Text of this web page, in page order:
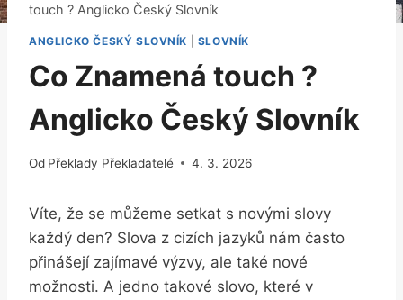
touch ? Anglicko Český Slovník
ANGLICKO ČESKÝ SLOVNÍK SLOVNÍK
Co Znamená touch ?
Anglicko Český Slovník
Od Překlady Překladatelé 4. 3. 2026
Víte, že se můžeme setkat s novými slovy
každý den? Slova z cizích jazyků nám často
přinášejí zajímavé výzvy, ale také nové
možnosti. A jedno takové slovo, které v